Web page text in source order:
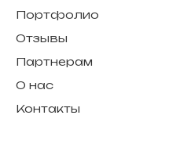
Портфолио
Отзывы
Партнерам
О нас
Контакты